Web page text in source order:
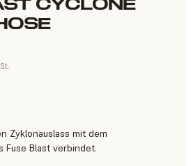
Zyklonauslass mit dem
Fuse Blast verbindet.